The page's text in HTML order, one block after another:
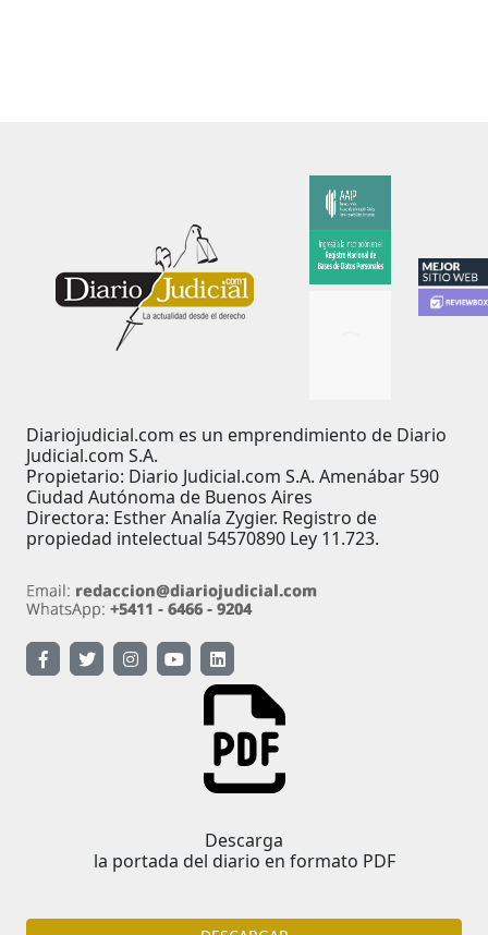
Diariojudicial.com es un emprendimiento de Diario
Judicial.com S.A.
Propietario: Diario Judicial.com S.A. Amenábar 590
Ciudad Autónoma de Buenos Aires
Directora: Esther Analía Zygier. Registro de
propiedad intelectual 54570890 Ley 11.723.
Descarga
la portada del diario en formato PDF